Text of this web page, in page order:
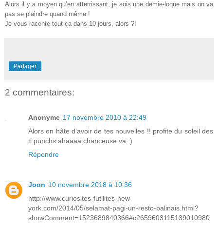
Alors il y a moyen qu’en atterrissant, je sois une demie-loque mais on va
pas se plaindre quand même !
Je vous raconte tout ça dans 10 jours, alors ?!
Partager
2 commentaires:
Anonyme 17 novembre 2010 à 22:49
Alors on hâte d'avoir de tes nouvelles !! profite du soleil des
ti punchs ahaaaa chanceuse va :)
Répondre
Joon 10 novembre 2018 à 10:36
http://www.curiosites-futilites-new-
york.com/2014/05/selamat-pagi-un-resto-balinais.html?
showComment=1523689840366#c2659603115139010980